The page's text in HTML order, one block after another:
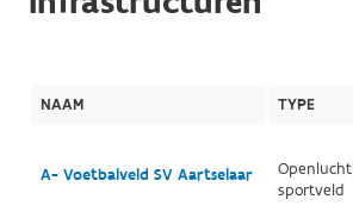
NAAM TYPE
A- Voetbalveld SV Aartselaar
Openlucht
sportveld